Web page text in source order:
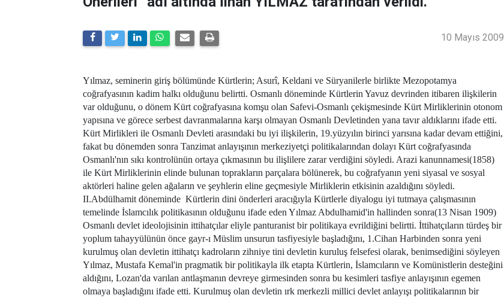
10 Mayıs 2009
Yılmaz, seminerin giriş bölümünde Kürtlerin; Asurî, Keldani ve Süryanilerle birlikte Mezopotamya
coğrafyasının kadim halkı olduğunu belirtti. Osmanlı döneminde Kürtlerin Yavuz devrinden itibaren ilişkilerin
var olduğunu, o dönem Kürt coğrafyasına komşu olan Safevi-Osmanlı çekişmesinde Kürt Mirliklerinin otonom
yapısına ve görece serbest davranmalarına karşı olmayan Osmanlı Devletinden yana tavır aldıklarını ifade etti.
Kürt Mirlikleri ile Osmanlı Devleti arasındaki bu iyi ilişkilerin, 19.yüzyılın birinci yarısına kadar devam ettiğini,
fakat bu dönemden sonra Tanzimat anlayışının merkeziyetçi politikalarından dolayı Kürt coğrafyasında
Osmanlı'nın sıkı kontrolünün ortaya çıkmasının bu ilişlilere zarar verdiğini söyledi. Arazi kanunnamesi(1858)
ile Kürt Mirliklerinin elinde bulunan toprakların parçalara bölünerek, bu coğrafyanın yeni siyasal ve sosyal
aktörleri haline gelen ağaların ve şeyhlerin eline geçmesiyle Mirliklerin etkisinin azaldığını söyledi.
II.Abdülhamit döneminde Kürtlerin dini önderleri aracığıyla Kürtlerle diyalogu iyi tutmaya çalışmasının
temelinde İslamcılık politikasının olduğunu ifade eden Yılmaz Abdulhamid'in hallinden sonra(13 Nisan 1909)
Osmanlı devlet ideolojisinin ittihatçılar eliyle panturanist bir politikaya evrildiğini belirtti. İttihatçıların türdeş bir
yoplum tahayyülünün önce gayr-ı Müslim unsurun tasfiyesiyle başladığını, 1.Cihan Harbinden sonra yeni
kurulmuş olan devletin ittihatçı kadroların zihniye tini devletin kuruluş felsefesi olarak, benimsediğini söyleyen
Yılmaz, Mustafa Kemal'in pragmatik bir politikayla ilk etapta Kürtlerin, İslamcıların ve Komünistlerin desteğini
aldığını, Lozan'da varılan antlaşmanın devreye girmesinden sonra bu kesimleri tasfiye anlayışının egemen
olmaya başladığını ifade etti. Kurulmuş olan devletin ırk merkezli millici devlet anlayışı politikalarının bir